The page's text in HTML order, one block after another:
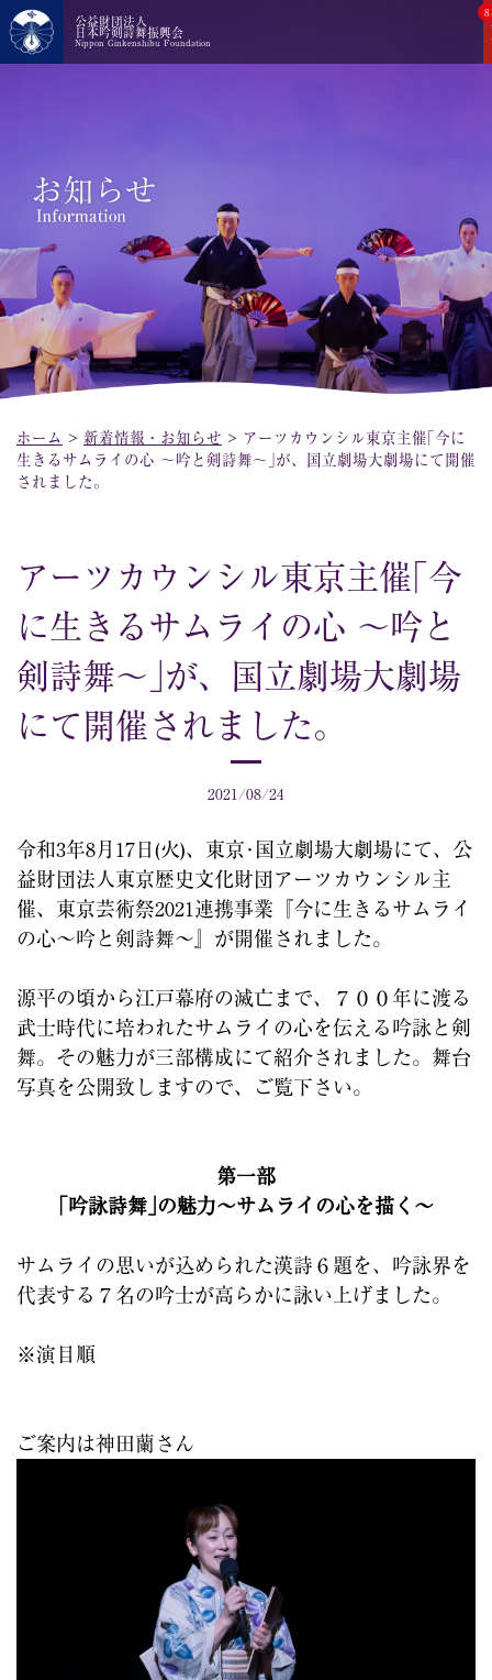
公益財団法人
日本吟剣詩舞振興会
Nippon Ginkenshibu Foundation
ホーム > 新着情報・お知らせ > アーツカウンシル東京主催｢今に
生きるサムライの心 〜吟と剣詩舞〜｣が、国立劇場大劇場にて開催
されました。
アーツカウンシル東京主催｢今
に生きるサムライの心 〜吟と
剣詩舞〜｣が、国立劇場大劇場
にて開催されました。
2021/08/24
令和3年8月17日(火)、東京･国立劇場大劇場にて、公
益財団法人東京歴史文化財団アーツカウンシル主
催、東京芸術祭2021連携事業『今に生きるサムライ
の心～吟と剣詩舞～』が開催されました。
源平の頃から江戸幕府の滅亡まで、７００年に渡る
武士時代に培われたサムライの心を伝える吟詠と剣
舞。その魅力が三部構成にて紹介されました。舞台
写真を公開致しますので、ご覧下さい。
第一部
｢吟詠詩舞｣の魅力～サムライの心を描く～
サムライの思いが込められた漢詩６題を、吟詠界を
代表する７名の吟士が高らかに詠い上げました。
※演目順
ご案内は神田蘭さん